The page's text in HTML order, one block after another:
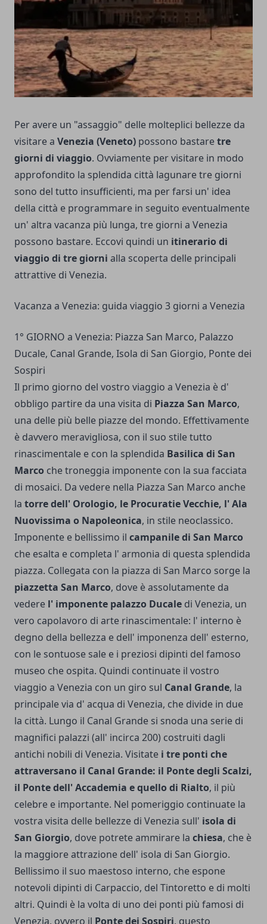
Per avere un "assaggio" delle molteplici bellezze da
visitare a Venezia (Veneto) possono bastaretre
giorni di viaggio. Ovviamente per visitare in modo
approfondito la splendida città lagunare tre giorni
sono del tutto insufficienti, ma per farsi un' idea
della città e programmare in seguito eventualmente
un' altra vacanza più lunga, tre giorni a Venezia
possono bastare. Eccovi quindi un itinerario di
viaggio di tre giorni alla scoperta delle principali
attrattive di Venezia.
Vacanza a Venezia: guida viaggio 3 giorni a Venezia
1° GIORNO a Venezia: Piazza San Marco, Palazzo
Ducale, Canal Grande, Isola di San Giorgio, Ponte dei
Sospiri
Il primo giorno del vostro viaggio a Venezia è d'
obbligo partire da una visita di Piazza San Marco,
una delle più belle piazze del mondo. Effettivamente
è davvero meravigliosa, con il suo stile tutto
rinascimentale e con la splendida Basilica di San
Marco che troneggia imponente con la sua facciata
di mosaici. Da vedere nella Piazza San Marco anche
la torre dell' Orologio, le Procuratie Vecchie, l' Ala
Nuovissima o Napoleonica, in stile neoclassico.
Imponente e bellissimo il campanile di San Marco
che esalta e completa l' armonia di questa splendida
piazza. Collegata con la piazza di San Marco sorge la
piazzetta San Marco, dove è assolutamente da
vedere l' imponente palazzo Ducale di Venezia, un
vero capolavoro di arte rinascimentale: l' interno è
degno della bellezza e dell' imponenza dell' esterno,
con le sontuose sale e i preziosi dipinti del famoso
museo che ospita. Quindi continuate il vostro
viaggio a Venezia con un giro sul Canal Grande, la
principale via d' acqua di Venezia, che divide in due
la città. Lungo il Canal Grande si snoda una serie di
magnifici palazzi (all' incirca 200) costruiti dagli
antichi nobili di Venezia. Visitate i tre ponti che
attraversano il Canal Grande: il Ponte degli Scalzi,
il Ponte dell' Accademia e quello di Rialto, il più
celebre e importante. Nel pomeriggio continuate la
vostra visita delle bellezze di Venezia sull' isola di
San Giorgio, dove potrete ammirare la chiesa, che è
la maggiore attrazione dell' isola di San Giorgio.
Bellissimo il suo maestoso interno, che espone
notevoli dipinti di Carpaccio, del Tintoretto e di molti
altri. Quindi è la volta di uno dei ponti più famosi di
Venezia, ovvero il Ponte dei Sospiri, questo